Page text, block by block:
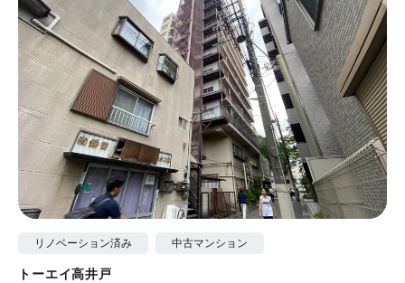
リノベーション済み 中古マンション
トーエイ高井戸